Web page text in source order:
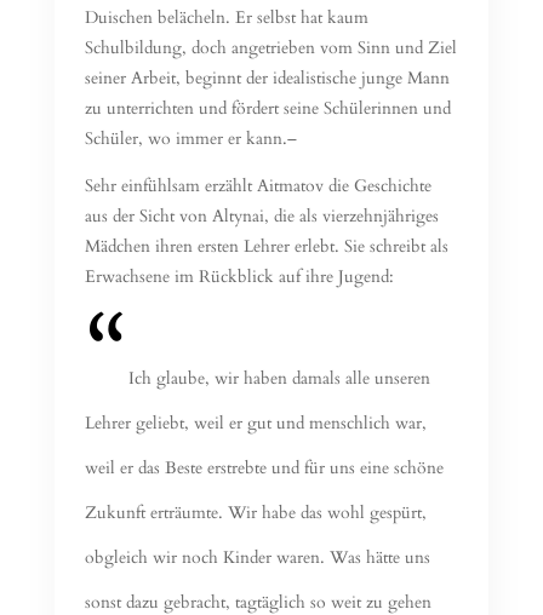
Duischen belächeln. Er selbst hat kaum
Schulbildung, doch angetrieben vom Sinn und Ziel
seiner Arbeit, beginnt der idealistische junge Mann
zu unterrichten und fördert seine Schülerinnen und
Schüler, wo immer er kann.–
Sehr einfühlsam erzählt Aitmatov die Geschichte
aus der Sicht von Altynai, die als vierzehnjähriges
Mädchen ihren ersten Lehrer erlebt. Sie schreibt als
Erwachsene im Rückblick auf ihre Jugend:
Ich glaube, wir haben damals alle unseren
Lehrer geliebt, weil er gut und menschlich war,
weil er das Beste erstrebte und für uns eine schöne
Zukunft erträumte. Wir habe das wohl gespürt,
obgleich wir noch Kinder waren. Was hätte uns
sonst dazu gebracht, tagtäglich so weit zu gehen